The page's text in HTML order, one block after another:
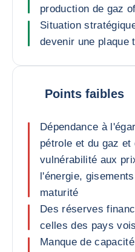
production de gaz
Situation
devenir une plaque
Points faibles
Dépendance à
pétrole et du gaz
vulnérabilité aux
l'énergie,
maturité
Des réserves
celles des pays
Manque de